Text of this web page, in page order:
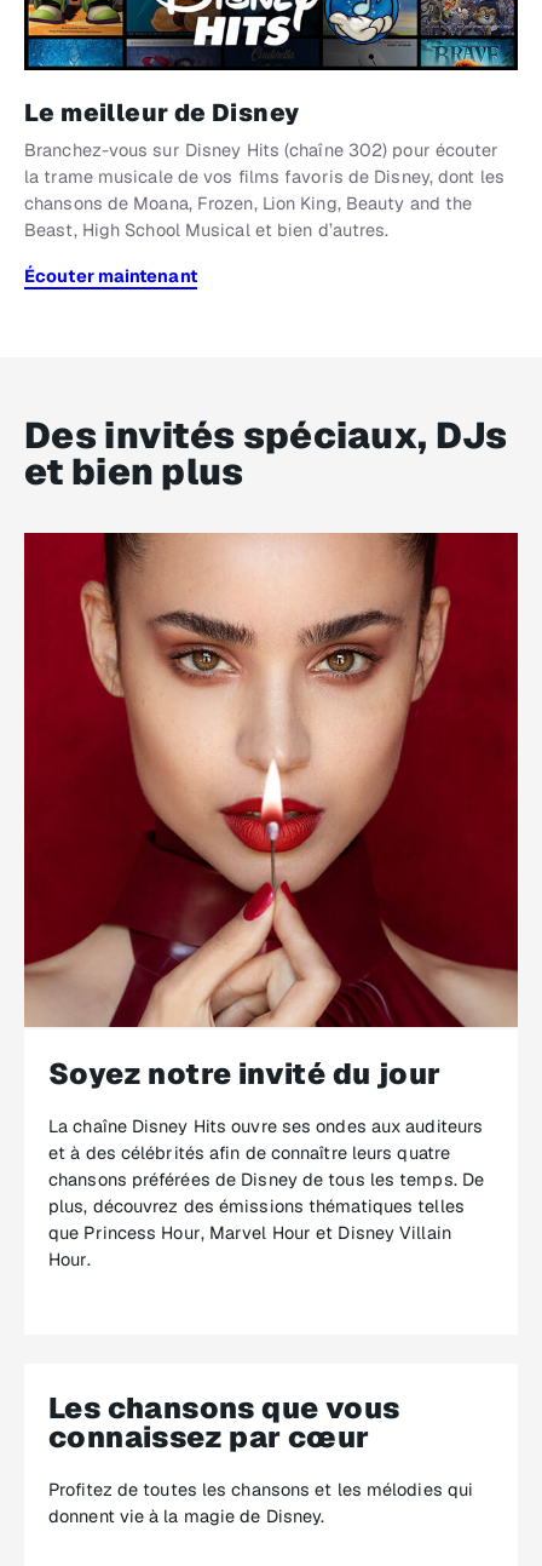
Le meilleur de Disney
Branchez-vous sur Disney Hits (chaîne 302) pour écouter
la trame musicale de vos films favoris de Disney, dont les
chansons de Moana, Frozen, Lion King, Beauty and the
Beast, High School Musicalet bien d’autres.
Écouter maintenant
Des invités spéciaux, DJs
et bien plus
Soyez notre invité du jour
La chaîne Disney Hits ouvre ses ondes aux auditeurs
et à des célébrités afin de connaître leurs quatre
chansons préférées de Disney de tous les temps. De
plus, découvrez des émissions thématiques telles
que Princess Hour, Marvel Hour et Disney Villain
Hour.
Les chansons que vous
connaissez par cœur
Profitez de toutes les chansons et les mélodies qui
donnent vie à la magie de Disney.